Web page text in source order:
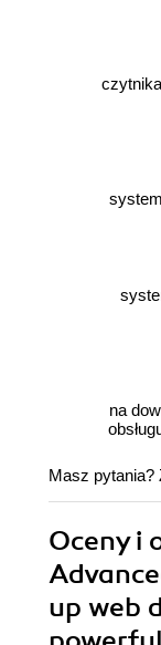
na
Masz pytania?
Oceny i
up web